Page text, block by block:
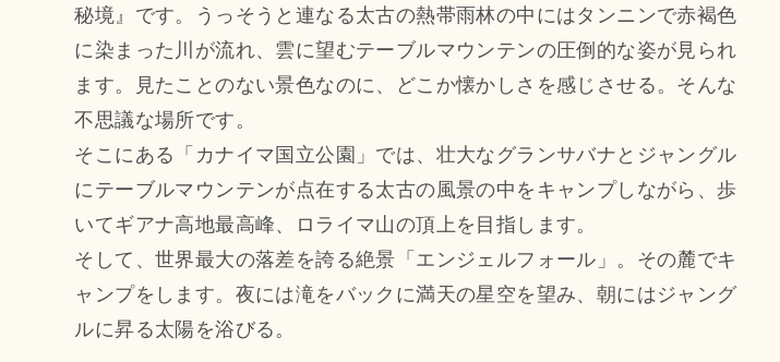
秘境』です。うっそうと連なる太古の熱帯雨林の中にはタンニンで赤褐色
に染まった川が流れ、雲に望むテーブルマウンテンの圧倒的な姿が見られ
ます。見たことのない景色なのに、どこか懐かしさを感じさせる。そんな
不思議な場所です。
そこにある「カナイマ国立公園」では、壮大なグランサバナとジャングル
にテーブルマウンテンが点在する太古の風景の中をキャンプしながら、歩
いてギアナ高地最高峰、ロライマ山の頂上を目指します。
そして、世界最大の落差を誇る絶景「エンジェルフォール」。その麓でキ
ャンプをします。夜には滝をバックに満天の星空を望み、朝にはジャング
ルに昇る太陽を浴びる。